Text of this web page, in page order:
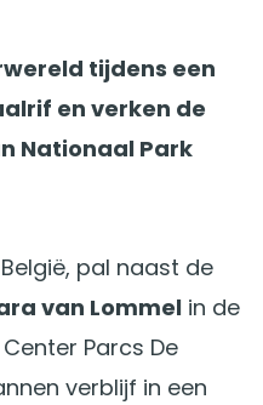
tijdens een
en verken de
Nationaal Park
pal naast de
van Lommel in de
Parcs De
verblijf in een